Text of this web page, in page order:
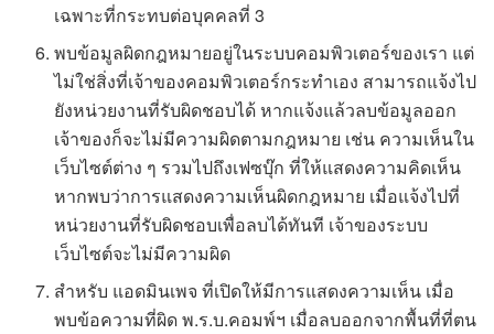
เฉพาะที่กระทบต่อบุคคลที่ 3
พบข้อมูลผิดกฎหมายอยู่ในระบบคอมพิวเตอร์ของเรา แต่
ไม่ใช่สิ่งที่เจ้าของคอมพิวเตอร์กระทำเอง สามารถแจ้งไป
ยังหน่วยงานที่รับผิดชอบได้ หากแจ้งแล้วลบข้อมูลออก
เจ้าของก็จะไม่มีความผิดตามกฎหมาย เช่น ความเห็นใน
เว็บไซต์ต่าง ๆ รวมไปถึงเฟซบุ๊ก ที่ให้แสดงความคิดเห็น
หากพบว่าการแสดงความเห็นผิดกฎหมาย เมื่อแจ้งไปที่
หน่วยงานที่รับผิดชอบเพื่อลบได้ทันที เจ้าของระบบ
เว็บไซต์จะไม่มีความผิด
สำหรับ แอดมินเพจ ที่เปิดให้มีการแสดงความเห็น เมื่อ
พบข้อความที่ผิด พ.ร.บ.คอมพ์ฯ เมื่อลบออกจากพื้นที่ที่ตน